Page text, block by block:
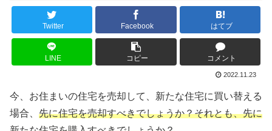
Twitter Facebook はてブ
LINE コピー コメント
2022.11.23
今、お住まいの住宅を売却して、新たな住宅に買い替える
場合、 先に住宅を売却すべきでしょうか？それとも、先に